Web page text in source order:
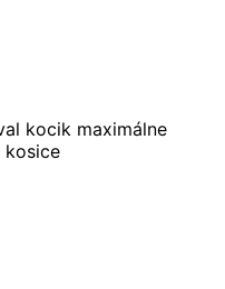
kocik maximálne
kosice